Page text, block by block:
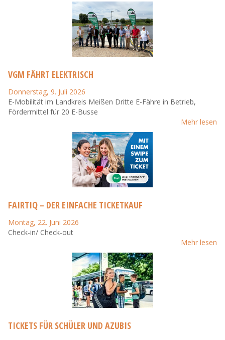
VGM FÄHRT ELEKTRISCH
Donnerstag, 9. Juli 2026
E-Mobilität im Landkreis Meißen Dritte E-Fähre in Betrieb,
Fördermittel für 20 E-Busse
Mehr lesen
FAIRTIQ – DER EINFACHE TICKETKAUF
Montag, 22. Juni 2026
Check-in/ Check-out
Mehr lesen
TICKETS FÜR SCHÜLER UND AZUBIS